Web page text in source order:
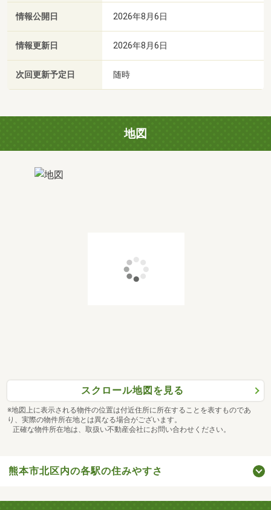
情報公開日 2026年8月6日
情報更新日 2026年8月6日
次回更新予定日 随時
地図
スクロール地図を見る
※地図上に表示される物件の位置は付近住所に所在することを表すものであ
り、実際の物件所在地とは異なる場合がございます。
正確な物件所在地は、取扱い不動産会社にお問い合わせください。
熊本市北区内の各駅の住みやすさ